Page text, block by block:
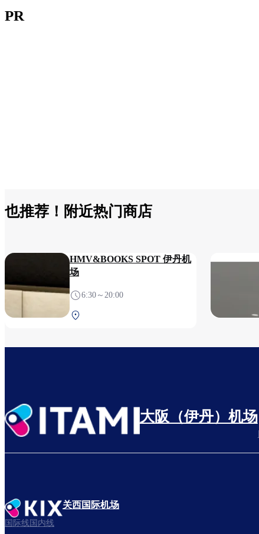
PR
也推荐！附近热门商店
HMV&BOOKS SPOT 伊丹机
场
6:30～20:00
大阪（伊丹）机场
关西国际机场
国际线国内线